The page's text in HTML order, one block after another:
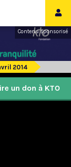
Contenu sponsorisé
2014
un don à KTO